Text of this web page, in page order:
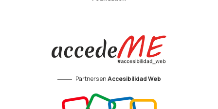
Partners enAccesibilidad Web